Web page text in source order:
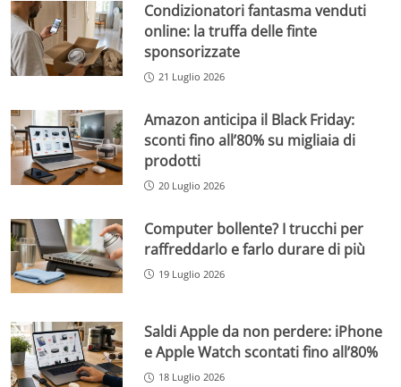
Condizionatori fantasma venduti
online: la truffa delle finte
sponsorizzate
21 Luglio 2026
Amazon anticipa il Black Friday:
sconti fino all’80% su migliaia di
prodotti
20 Luglio 2026
Computer bollente? I trucchi per
raffreddarlo e farlo durare di più
19 Luglio 2026
Saldi Apple da non perdere: iPhone
e Apple Watch scontati fino all’80%
18 Luglio 2026